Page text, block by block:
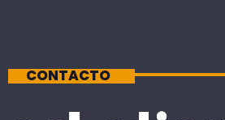
CONTACTO